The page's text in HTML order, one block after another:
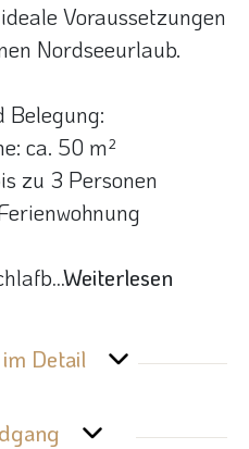
Voraussetzungen
Nordseeurlaub.
Belegung:
ca. 50 m²
zu 3 Personen
...Weiterlesen
Detail